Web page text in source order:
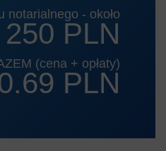
notarialnego - około
250 PLN
(cena + opłaty)
PLN